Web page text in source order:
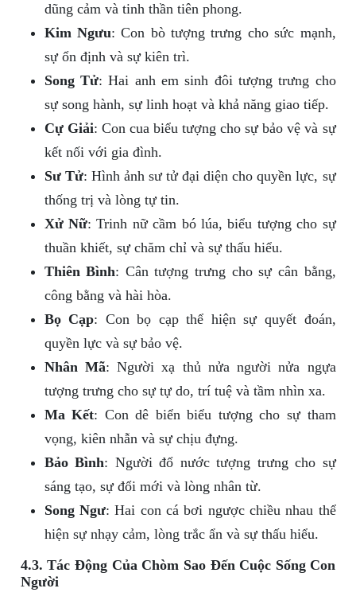
dũng cảm và tinh thần tiên phong.
Kim Ngưu: Con bò tượng trưng cho sức mạnh,
sự ổn định và sự kiên trì.
Song Tử: Hai anh em sinh đôi tượng trưng cho
sự song hành, sự linh hoạt và khả năng giao tiếp.
Cự Giải: Con cua biểu tượng cho sự bảo vệ và sự
kết nối với gia đình.
Sư Tử: Hình ảnh sư tử đại diện cho quyền lực, sự
thống trị và lòng tự tin.
Xử Nữ: Trinh nữ cầm bó lúa, biểu tượng cho sự
thuần khiết, sự chăm chỉ và sự thấu hiểu.
Thiên Bình: Cân tượng trưng cho sự cân bằng,
công bằng và hài hòa.
Bọ Cạp: Con bọ cạp thể hiện sự quyết đoán,
quyền lực và sự bảo vệ.
Nhân Mã: Người xạ thủ nửa người nửa ngựa
tượng trưng cho sự tự do, trí tuệ và tầm nhìn xa.
Ma Kết: Con dê biển biểu tượng cho sự tham
vọng, kiên nhẫn và sự chịu đựng.
Bảo Bình: Người đổ nước tượng trưng cho sự
sáng tạo, sự đổi mới và lòng nhân từ.
Song Ngư: Hai con cá bơi ngược chiều nhau thể
hiện sự nhạy cảm, lòng trắc ẩn và sự thấu hiểu.
4.3. Tác Động Của Chòm Sao Đến Cuộc Sống Con
Người